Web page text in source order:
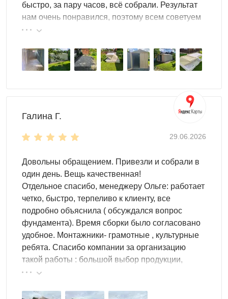
быстро, за пару часов, всё собрали. Результат
нам очень понравился, поэтому всем советуем
эту фирму.
Галина Г.
29.06.2026
Довольны обращением. Привезли и собрали в
один день. Вещь качественная!
Отдельное спасибо, менеджеру Ольге: работает
четко, быстро, терпеливо к клиенту, все
подробно объяснила ( обсуждался вопрос
фундамента). Время сборки было согласовано
удобное. Монтажники- грамотные , культурные
ребята. Спасибо компании за организацию
такой работы : большой выбор продукции,
реальные цены.